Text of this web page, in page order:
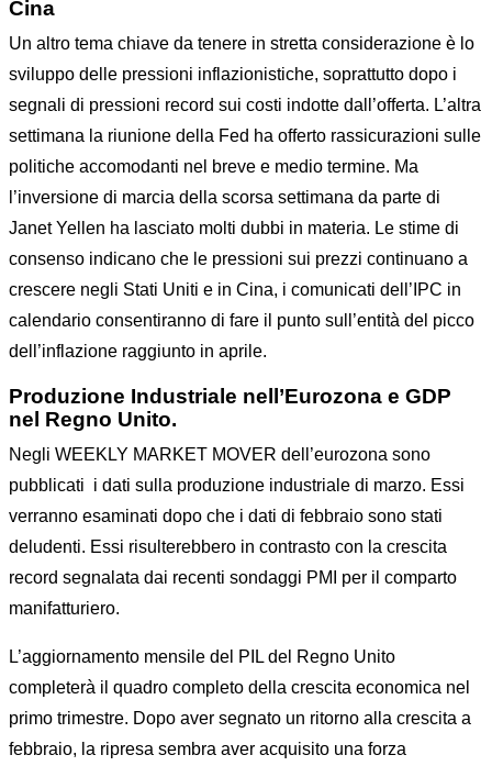
Cina
Un altro tema chiave da tenere in stretta considerazione è lo
sviluppo delle pressioni inflazionistiche, soprattutto dopo i
segnali di pressioni record sui costi indotte dall’offerta. L’altra
settimana la riunione della Fed ha offerto rassicurazioni sulle
politiche accomodanti nel breve e medio termine. Ma
l’inversione di marcia della scorsa settimana da parte di
Janet Yellen ha lasciato molti dubbi in materia. Le stime di
consenso indicano che le pressioni sui prezzi continuano a
crescere negli Stati Uniti e in Cina, i comunicati dell’IPC in
calendario consentiranno di fare il punto sull’entità del picco
dell’inflazione raggiunto in aprile.
Produzione Industriale nell’Eurozona e GDP
nel Regno Unito.
Negli WEEKLY MARKET MOVER dell’eurozona sono
pubblicati i dati sulla produzione industriale di marzo. Essi
verranno esaminati dopo che i dati di febbraio sono stati
deludenti. Essi risulterebbero in contrasto con la crescita
record segnalata dai recenti sondaggi PMI per il comparto
manifatturiero.
L’aggiornamento mensile del PIL del Regno Unito
completerà il quadro completo della crescita economica nel
primo trimestre. Dopo aver segnato un ritorno alla crescita a
febbraio, la ripresa sembra aver acquisito una forza